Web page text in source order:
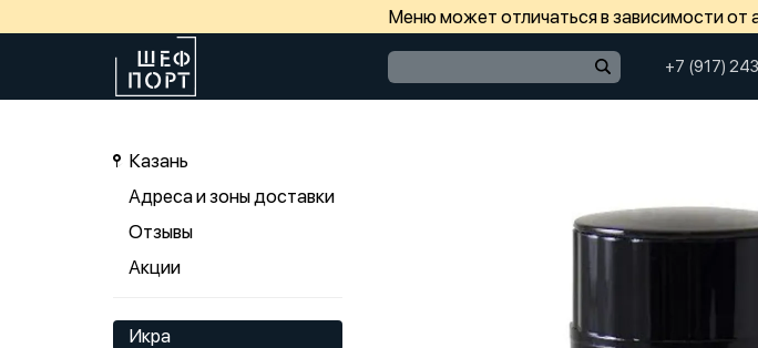
Меню может отличаться в зависимости
+7 (917)
Казань
Адреса и зоны доставки
Отзывы
Акции
Икра